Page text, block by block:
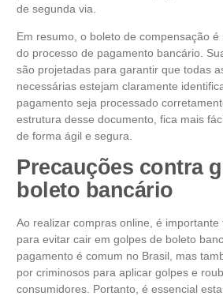
de segunda via.
Em resumo, o boleto de compensação
do processo de pagamento bancário.
são projetadas para garantir que todas
necessárias estejam claramente
pagamento seja processado
estrutura desse documento, fica mais
de forma ágil e segura.
Precauções contra
boleto bancário
Ao realizar compras online, é
para evitar cair em golpes de boleto
pagamento é comum no Brasil, mas
por criminosos para aplicar golpes e
consumidores. Portanto, é essencial